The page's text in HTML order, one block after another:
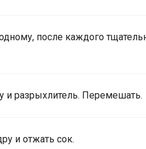
после каждого
и разрыхлитель. Перемешать.
и отжать сок.